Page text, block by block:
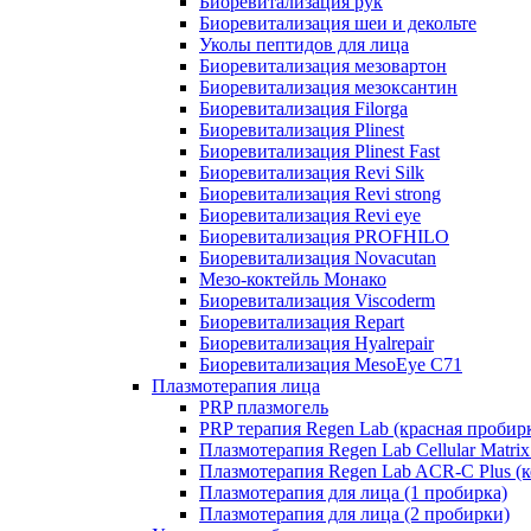
Биоревитализация шеи и декольте
Уколы пептидов для лица
Биоревитализация мезовартон
Биоревитализация мезоксантин
Биоревитализация Filorga
Биоревитализация Plinest
Биоревитализация Plinest Fast
Биоревитализация Revi Silk
Биоревитализация Revi strong
Биоревитализация Revi eye
Биоревитализация PROFHILO
Биоревитализация Novacutan
Мезо-коктейль Монако
Биоревитализация Viscoderm
Биоревитализация Repart
Биоревитализация Hyalrepair
Биоревитализация MesoEye C71
Плазмотерапия лица
PRP плазмогель
PRP терапия Regen Lab (красная
Плазмотерапия Regen Lab Cellular
Плазмотерапия Regen Lab ACR-C Plus
Плазмотерапия для лица (1 пробирка)
Плазмотерапия для лица (2 пробирки)